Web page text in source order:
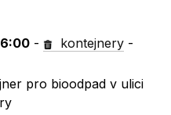
- kontejnery -
pro bioodpad v ulici